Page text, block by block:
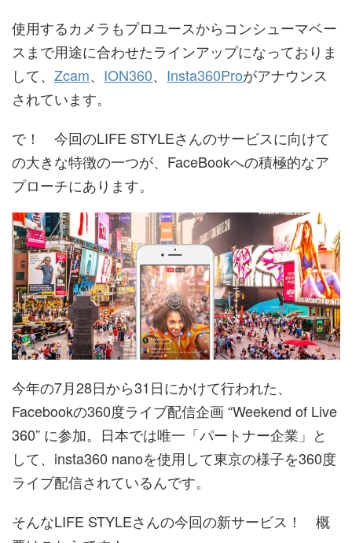
使用するカメラもプロユースからコンシューマベー
スまで用途に合わせたラインアップになっておりま
して、 Zcam、 ION360、 Insta360Proがアナウンス
されています。
で！ 今回のLIFE STYLEさんのサービスに向けて
の大きな特徴の一つが、FaceBookへの積極的なア
プローチにあります。
今年の7月28日から31日にかけて行われた、
Facebookの360度ライブ配信企画 “Weekend of Live
360” に参加。日本では唯一「パートナー企業」と
して、insta360 nanoを使用して東京の様子を360度
ライブ配信されているんです。
そんなLIFE STYLEさんの今回の新サービス！ 概